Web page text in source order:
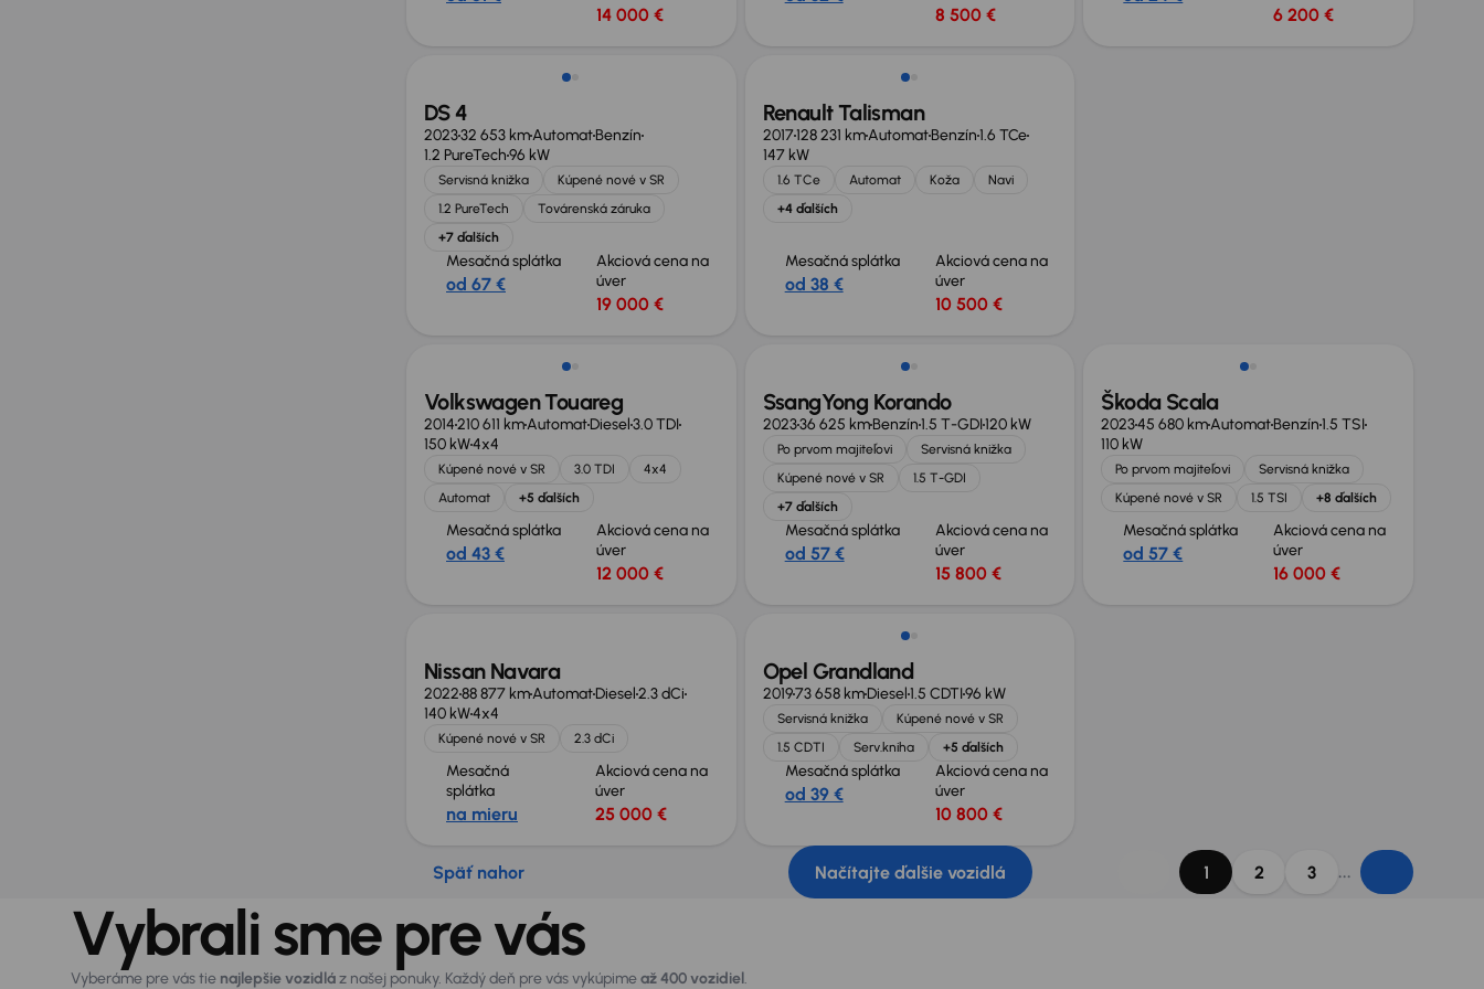
14 000 € 8 500 € 6 200 €
DS 4
202332 653 kmAutomatBenzín
1.2 PureTech96 kW
Servisná knižka
Kúpené nové v SR
1.2 PureTech
Továrenská záruka
+7 ďalších
Mesačná splátka
od 67 €
Akciová cena na
úver
19 000 €
Renault Talisman
2017128 231 kmAutomatBenzín1.6 TCe
147 kW
1.6 TCe Automat Koža
Navi
+4 ďalších
Mesačná splátka
od 38 €
Akciová cena na
úver
10 500 €
Volkswagen Touareg
2014210 611 kmAutomatDiesel3.0 TDI
150 kW4x4
Kúpené nové v SR 3.0 TDI
4x4
Automat
+5 ďalších
Mesačná splátka
od 43 €
Akciová cena na
úver
12 000 €
SsangYong Korando
202336 625 kmBenzín1.5 T-GDI120 kW
Po prvom majiteľovi
Servisná knižka
Kúpené nové v SR
1.5 T-GDI
+7 ďalších
Mesačná splátka
od 57 €
Akciová cena na
úver
15 800 €
Škoda Scala
202345 680 kmAutomatBenzín1.5 TSI
110 kW
Po prvom majiteľovi
Servisná knižka
Kúpené nové v SR
1.5 TSI +8 ďalších
Mesačná splátka
od 57 €
Akciová cena na
úver
16 000 €
Nissan Navara
202288 877 kmAutomatDiesel2.3 dCi
140 kW4x4
Kúpené nové v SR 2.3 dCi
Mesačná
splátka
na mieru
Akciová cena na
úver
25 000 €
Opel Grandland
201973 658 kmDiesel1.5 CDTI96 kW
Servisná knižka
Kúpené nové v SR
1.5 CDTI
Serv.kniha +5 ďalších
Mesačná splátka
od 39 €
Akciová cena na
úver
10 800 €
Späť nahor Načítajte ďalšie vozidlá 1 2 3 ...
Vybrali sme pre vás
Vyberáme pre vás tie najlepšie vozidláz našej ponuky. Každý deň pre vás vykúpimeaž 400 vozidiel.